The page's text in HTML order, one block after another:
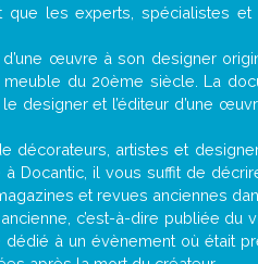
les experts, spécialistes et
d’une œuvre à son designer
meuble du 20ème siècle. La
designer et l’éditeur d’une
décorateurs, artistes et
à Docantic, il vous suffit de
et revues anciennes
c’est-à-dire publiée du
à un évènement où était